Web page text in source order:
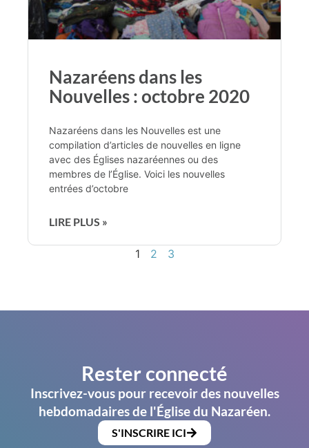
Nazaréens dans les
Nouvelles : octobre 2020
Nazaréens dans les Nouvelles est une
compilation d’articles de nouvelles en ligne
avec des Églises nazaréennes ou des
membres de l’Église. Voici les nouvelles
entrées d’octobre
LIRE PLUS »
1 2 3
Rester connecté
Inscrivez-vous pour recevoir des nouvelles
hebdomadaires de l'Église du Nazaréen.
S'INSCRIRE ICI